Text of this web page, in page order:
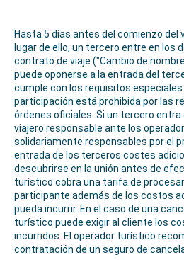
Hasta 5 días antes del comienzo del
lugar de ello, un tercero entre en los
contrato de viaje ("Cambio de
puede oponerse a la entrada del
cumple con los requisitos especiales
participación está prohibida por las
órdenes oficiales. Si un tercero entra
viajero responsable ante los
solidariamente responsables por el
entrada de los terceros costes
descubrirse en la unión antes de
turístico cobra una tarifa de
participante además de los costos
pueda incurrir. En el caso de una
turístico puede exigir al cliente los
incurridos. El operador turístico
contratación de un seguro de